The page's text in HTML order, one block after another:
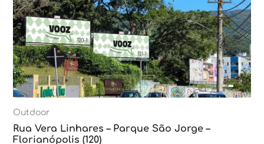
Outdoor
Rua Vera Linhares – Parque São Jorge –
Florianópolis (120)